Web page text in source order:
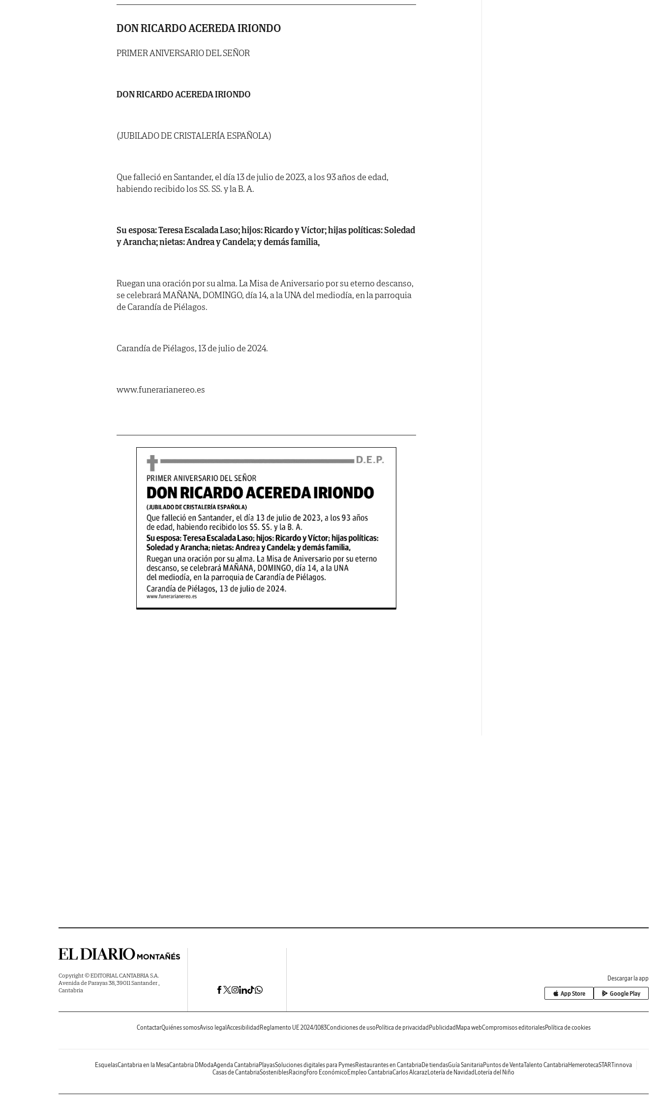
DON RICARDO ACEREDA IRIONDO
PRIMER ANIVERSARIO DEL SEÑOR
DON RICARDO ACEREDA IRIONDO
(JUBILADO DE CRISTALERÍA ESPAÑOLA)
Que falleció en Santander, el día 13 de julio de 2023, a los 93 años de edad,
habiendo recibido los SS. SS. y la B. A.
Su esposa: Teresa Escalada Laso; hijos: Ricardo y Víctor; hijas políticas: Soledad
y Arancha; nietas: Andrea y Candela; y demás familia,
Ruegan una oración por su alma. La Misa de Aniversario por su eterno descanso,
se celebrará MAÑANA, DOMINGO, día 14, a la UNA del mediodía, en la parroquia
de Carandía de Piélagos.
Carandía de Piélagos, 13 de julio de 2024.
www.funerarianereo.es
Copyright © EDITORIAL CANTABRIA S.A.
Avenida de Parayas 38, 39011 Santander ,
Cantabria
Descargar la app
App Store Google Play
ContactarQuiénes somosAviso legal Accesibilidad Reglamento UE 2024/1083Condiciones de uso Política de privacidad Publicidad Mapa webCompromisos editorialesPolítica de cookies
EsquelasCantabria en la MesaCantabria DModaAgenda Cantabria PlayasSoluciones digitales para PymesRestaurantes en Cantabria De tiendasGuía Sanitaria Puntos de VentaTalento Cantabria HemerotecaSTARTinnova
Casas de CantabriaSosteniblesRacing Foro Económico Empleo CantabriaCarlos AlcarazLotería de Navidad Lotería del Niño